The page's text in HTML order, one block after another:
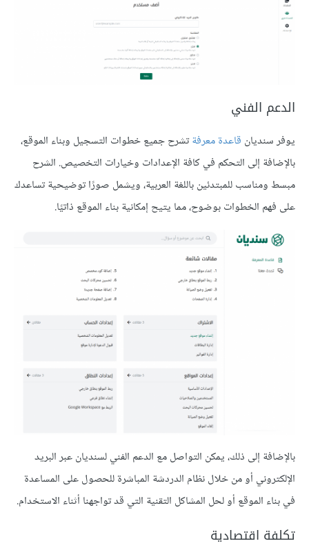
الدعم الفني
يوفر سنديان قاعدة معرفةتشرح جميع خطوات التسجيل وبناء الموقع،
بالإضافة إلى التحكم في كافة الإعدادات وخيارات التخصيص. الشرح
مبسط ومناسب للمبتدئين باللغة العربية، ويشمل صورًا توضيحية تساعدك
على فهم الخطوات بوضوح، مما يتيح إمكانية بناء الموقع ذاتيًا.
بالإضافة إلى ذلك، يمكن التواصل مع الدعم الفني لسنديان عبر البريد
الإلكتروني أو من خلال نظام الدردشة المباشرة للحصول على المساعدة
في بناء الموقع أو لحل المشاكل التقنية التي قد تواجهنا أثناء الاستخدام.
تكلفة اقتصادية